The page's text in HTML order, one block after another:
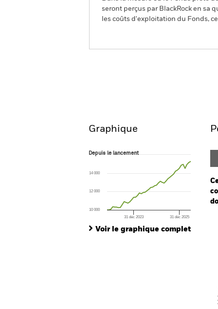
seront perçus par BlackRock en sa
les coûts d'exploitation du Fonds,
Graphique
Depuis le lancement
The chart has 1 X axis displaying Time.
The chart has 1 Y axis displaying values.
Depuis le lancement
31 déc 2023 31 déc 2025
10 000
12 000
14 000
Voir le graphique complet